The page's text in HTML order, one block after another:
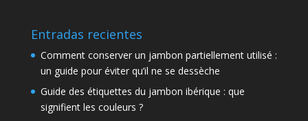
Entradas recientes
Comment conserver un jambon partiellement utilisé :
un guide pour éviter qu’il ne se dessèche
Guide des étiquettes du jambon ibérique : que
signifient les couleurs ?